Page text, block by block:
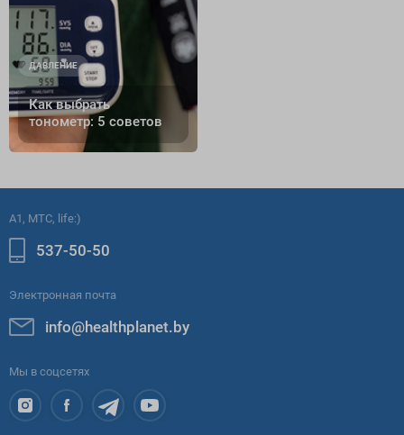
ДАВЛЕНИЕ
Как выбрать
тонометр: 5 советов
A1, МТС, life:)
537-50-50
Электронная почта
info@healthplanet.by
Мы в соцсетях